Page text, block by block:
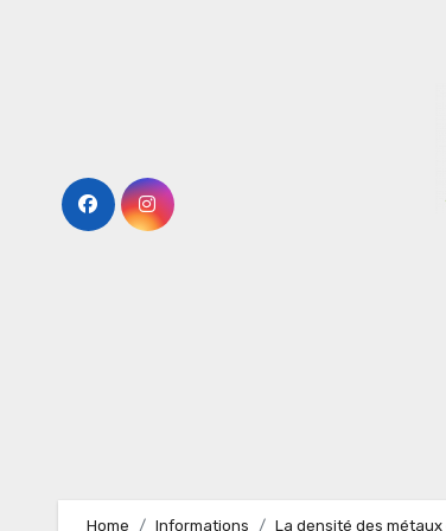
Home Informations La densité des